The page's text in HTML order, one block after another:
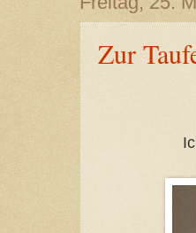
Zur